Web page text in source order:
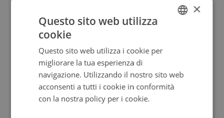
ITALIAN
×
Questo sito web utilizza
cookie
Questo sito web utilizza i cookie per
migliorare la tua esperienza di
navigazione. Utilizzando il nostro sito web
acconsenti a tutti i cookie in conformità
con la nostra policy per i cookie.